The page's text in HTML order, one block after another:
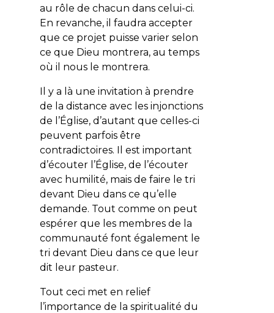
au rôle de chacun dans celui-ci.
En revanche, il faudra accepter
que ce projet puisse varier selon
ce que Dieu montrera, au temps
où il nous le montrera.
Il y a là une invitation à prendre
de la distance avec les injonctions
de l’Église, d’autant que celles-ci
peuvent parfois être
contradictoires. Il est important
d’écouter l’Église, de l’écouter
avec humilité, mais de faire le tri
devant Dieu dans ce qu’elle
demande. Tout comme on peut
espérer que les membres de la
communauté font également le
tri devant Dieu dans ce que leur
dit leur pasteur.
Tout ceci met en relief
l’importance de la spiritualité du